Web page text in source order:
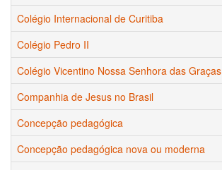
Colégio Internacional de Curitiba
Colégio Pedro II
Colégio Vicentino Nossa Senhora das Graças
Companhia de Jesus no Brasil
Concepção pedagógica
Concepção pedagógica nova ou moderna